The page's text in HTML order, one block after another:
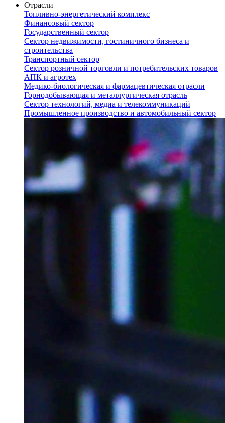
Отрасли
Топливно-энергетический комплекс
Финансовый сектор
Государственный сектор
Сектор недвижимости, гостиничного бизнеса и
строительства
Транспортный сектор
Сектор розничной торговли и потребительских товаров
АПК и агротех
Медико-биологическая и фармацевтическая отрасли
Горнодобывающая и металлургическая отрасль
Сектор технологий, медиа и телекоммуникаций
Промышленное производство и автомобильный сектор